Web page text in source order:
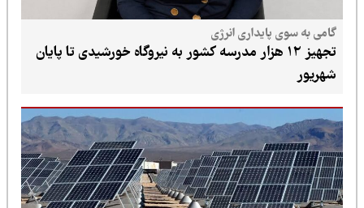
گامی به سوی پایداری انرژی
تجهیز ۱۲ هزار مدرسه کشور به نیروگاه خورشیدی تا پایان
شهریور